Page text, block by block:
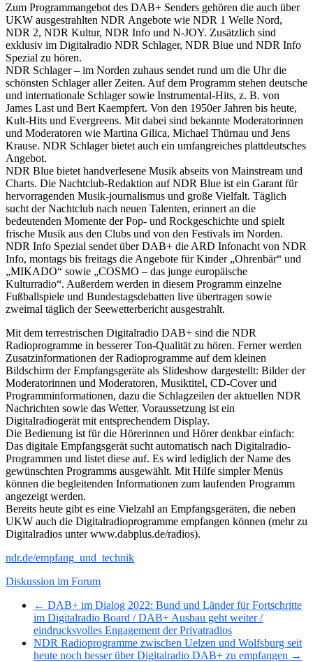
Zum Programmangebot des DAB+ Senders gehören die auch über
UKW ausgestrahlten NDR Angebote wie NDR 1 Welle Nord,
NDR 2, NDR Kultur, NDR Info und N-JOY. Zusätzlich sind
exklusiv im Digitalradio NDR Schlager, NDR Blue und NDR Info
Spezial zu hören.
NDR Schlager – im Norden zuhaus sendet rund um die Uhr die
schönsten Schlager aller Zeiten. Auf dem Programm stehen deutsche
und internationale Schlager sowie Instrumental-Hits, z. B. von
James Last und Bert Kaempfert. Von den 1950er Jahren bis heute,
Kult-Hits und Evergreens. Mit dabei sind bekannte Moderatorinnen
und Moderatoren wie Martina Gilica, Michael Thürnau und Jens
Krause. NDR Schlager bietet auch ein umfangreiches plattdeutsches
Angebot.
NDR Blue bietet handverlesene Musik abseits von Mainstream und
Charts. Die Nachtclub-Redaktion auf NDR Blue ist ein Garant für
hervorragenden Musik-journalismus und große Vielfalt. Täglich
sucht der Nachtclub nach neuen Talenten, erinnert an die
bedeutenden Momente der Pop- und Rockgeschichte und spielt
frische Musik aus den Clubs und von den Festivals im Norden.
NDR Info Spezial sendet über DAB+ die ARD Infonacht von NDR
Info, montags bis freitags die Angebote für Kinder „Ohrenbär“ und
„MIKADO“ sowie „COSMO – das junge europäische
Kulturradio“. Außerdem werden in diesem Programm einzelne
Fußballspiele und Bundestagsdebatten live übertragen sowie
zweimal täglich der Seewetterbericht ausgestrahlt.
Mit dem terrestrischen Digitalradio DAB+ sind die NDR
Radioprogramme in besserer Ton-Qualität zu hören. Ferner werden
Zusatzinformationen der Radioprogramme auf dem kleinen
Bildschirm der Empfangsgeräte als Slideshow dargestellt: Bilder der
Moderatorinnen und Moderatoren, Musiktitel, CD-Cover und
Programminformationen, dazu die Schlagzeilen der aktuellen NDR
Nachrichten sowie das Wetter. Voraussetzung ist ein
Digitalradiogerät mit entsprechendem Display.
Die Bedienung ist für die Hörerinnen und Hörer denkbar einfach:
Das digitale Empfangsgerät sucht automatisch nach Digitalradio-
Programmen und listet diese auf. Es wird lediglich der Name des
gewünschten Programms ausgewählt. Mit Hilfe simpler Menüs
können die begleitenden Informationen zum laufenden Programm
angezeigt werden.
Bereits heute gibt es eine Vielzahl an Empfangsgeräten, die neben
UKW auch die Digitalradioprogramme empfangen können (mehr zu
Digitalradios unter www.dabplus.de/radios).
ndr.de/empfang_und_technik
Diskussion im Forum
← DAB+ im Dialog 2022: Bund und Länder für Fortschritte
im Digitalradio Board / DAB+ Ausbau geht weiter /
eindrucksvolles Engagement der Privatradios
NDR Radioprogramme zwischen Uelzen und Wolfsburg seit
heute noch besser über Digitalradio DAB+ zu empfangen →